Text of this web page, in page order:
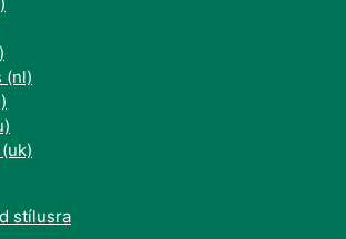
‎(nl)‎
stílusra